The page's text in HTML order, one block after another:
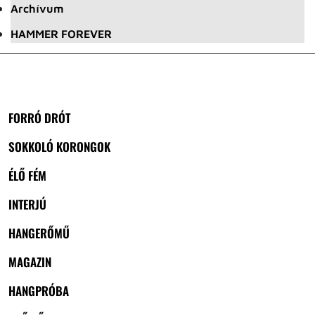
Archívum
HAMMER FOREVER
FORRÓ DRÓT
SOKKOLÓ KORONGOK
ÉLŐ FÉM
INTERJÚ
HANGERŐMŰ
MAGAZIN
HANGPRÓBA